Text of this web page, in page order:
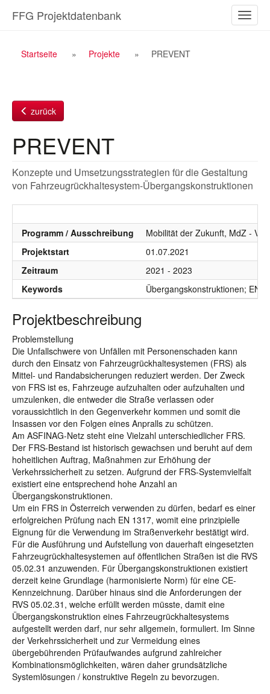
Inhalt
ein-/
FFG Projektdatenbank
Breadcrumb
Startseite Projekte PREVENT
zurück
PREVENT
Konzepte und Umsetzungsstrategien für die Gestaltung
von Fahrzeugrückhaltesystem-Übergangskonstruktionen
Programm / Ausschreibung
Mobilität der Zukunft, MdZ -
Projektstart
01.07.2021
Zeitraum
2021 - 2023
Keywords
Übergangskonstruktionen;
Projektbeschreibung
Problemstellung
Die Unfallschwere von Unfällen mit Personenschaden kann
durch den Einsatz von Fahrzeugrückhaltesystemen (FRS) als
Mittel- und Randabsicherungen reduziert werden. Der Zweck
von FRS ist es, Fahrzeuge aufzuhalten oder aufzuhalten und
umzulenken, die entweder die Straße verlassen oder
voraussichtlich in den Gegenverkehr kommen und somit die
Insassen vor den Folgen eines Anpralls zu schützen.
Am ASFINAG-Netz steht eine Vielzahl unterschiedlicher FRS.
Der FRS-Bestand ist historisch gewachsen und beruht auf dem
hoheitlichen Auftrag, Maßnahmen zur Erhöhung der
Verkehrssicherheit zu setzen. Aufgrund der FRS-Systemvielfalt
existiert eine entsprechend hohe Anzahl an
Übergangskonstruktionen.
Um ein FRS in Österreich verwenden zu dürfen, bedarf es einer
erfolgreichen Prüfung nach EN 1317, womit eine prinzipielle
Eignung für die Verwendung im Straßenverkehr bestätigt wird.
Für die Ausführung und Aufstellung von dauerhaft eingesetzten
Fahrzeugrückhaltesystemen auf öffentlichen Straßen ist die RVS
05.02.31 anzuwenden. Für Übergangskonstruktionen existiert
derzeit keine Grundlage (harmonisierte Norm) für eine CE-
Kennzeichnung. Darüber hinaus sind die Anforderungen der
RVS 05.02.31, welche erfüllt werden müsste, damit eine
Übergangskonstruktion eines Fahrzeugrückhaltesystems
aufgestellt werden darf, nur sehr allgemein, formuliert. Im Sinne
der Verkehrssicherheit und zur Vermeidung eines
übergebührenden Prüfaufwandes aufgrund zahlreicher
Kombinationsmöglichkeiten, wären daher grundsätzliche
Systemlösungen / konstruktive Regeln zu bevorzugen.